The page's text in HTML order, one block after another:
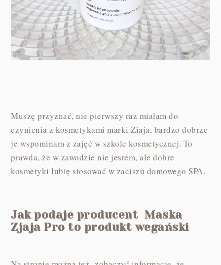
Muszę przyznać, nie pierwszy raz miałam do
czynienia z kosmetykami marki Ziaja, bardzo dobrze
je wspominam z zajęć w szkole kosmetycznej. To
prawda, że w zawodzie nie jestem, ale dobre
kosmetyki lubię stosować w zaciszu domowego SPA.
Jak podaje producent Maska
Zjaja Pro to produkt wegański